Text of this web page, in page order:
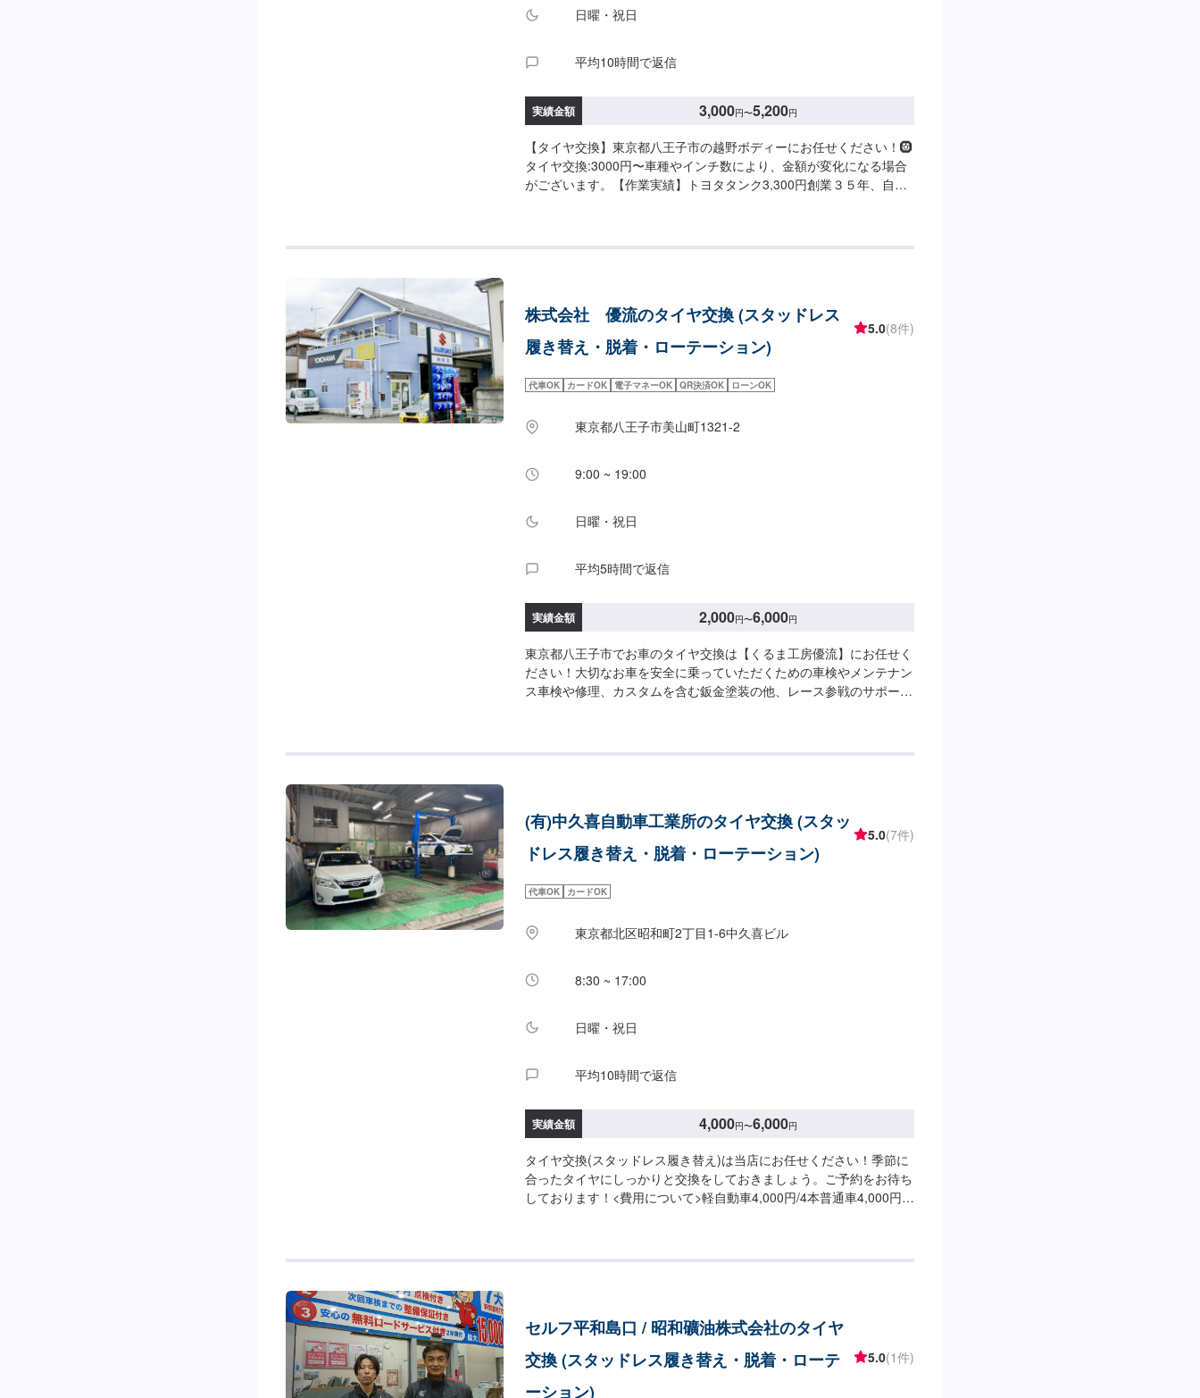
日曜・祝日
平均10時間で返信
実績金額 3,000円〜5,200円
【タイヤ交換】東京都八王子市の越野ボディーにお任せください！🛞
タイヤ交換:3000円〜車種やインチ数により、金額が変化になる場合
がございます。【作業実績】トヨタタンク3,300円創業３５年、自動
をお引き受けいたします【納期について】通常:即日※車種や状態など
により前後することがあります。【お見積もり・代車無料】リサイク
ル部品を使った修理や、無料代車手配などお客様のニーズに応えるお
おります。※内容などにより貸し出し出来かねる場合もございます。
9:00~18:00【ご注意】入庫の際はお気をつけてお越しください。駐車
はスタッフへ「メンテモで予約しました」とお伝えください。ご案内
いたします。
株式会社 優流のタイヤ交換 (スタッドレス
履き替え・脱着・ローテーション)
5.0(8件)
代車OK カードOK 電子マネーOK QR決済OK ローンOK
東京都八王子市美山町1321-2
9:00 ~ 19:00
日曜・祝日
平均5時間で返信
実績金額 2,000円〜6,000円
東京都八王子市でお車のタイヤ交換は【くるま工房優流】にお任せく
ださい！大切なお車を安全に乗っていただくための車検やメンテナン
ス車検や修理、カスタムを含む鈑金塗装の他、レース参戦のサポート
3,000円三菱デリカd52,000円【お客様のニーズをお聞きしながら、
お客様の夢を共に考えます。】お任せいただいた大切な車は、教育体
制の行き届いたスタッフと最新の環境で、ご相談窓口から実際の作
の信頼を築くためでもあり、納車までの期間を短縮するためでもあり
来るよ！」と言っていただくプロセスが優流のトータルサービスで
【3】お見積りにご納得いただければ作業開始【4】仕上がり次第納車
タイヤの持ち込みも対応しております。持ち込みの際には、車種情報
ムーズにお見積をお出しできます。------------------------------------------
2,200円トヨタアルファード2,200円トヨタランドクルーザー2,200円
メルセデスC1802,200円※金額は変動する可能性があります。----------
意しています。お車の作業中は代車をご利用ください。※代車の燃料
代はお客様にご負担いただいております。【定休日・営業時間】定休
日：日曜・祝日営業時間：9:00~19:00
(有)中久喜自動車工業所のタイヤ交換 (スタッ
ドレス履き替え・脱着・ローテーション)
5.0(7件)
代車OK カードOK
東京都北区昭和町2丁目1-6中久喜ビル
8:30 ~ 17:00
日曜・祝日
平均10時間で返信
実績金額 4,000円〜6,000円
タイヤ交換(スタッドレス履き替え)は当店にお任せください！季節に
合ったタイヤにしっかりと交換をしておきましょう。ご予約をお待ち
しております！<費用について>軽自動車4,000円/4本普通車4,000円/4
セルフ平和島口 / 昭和礦油株式会社のタイヤ
交換 (スタッドレス履き替え・脱着・ローテ
ーション)
5.0(1件)